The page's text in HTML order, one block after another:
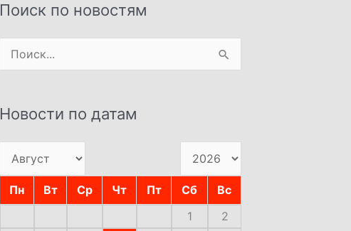
Поиск по новостям
Поиск:
Новости по датам
Пн Вт Ср Чт Пт Сб
Вс
1
2